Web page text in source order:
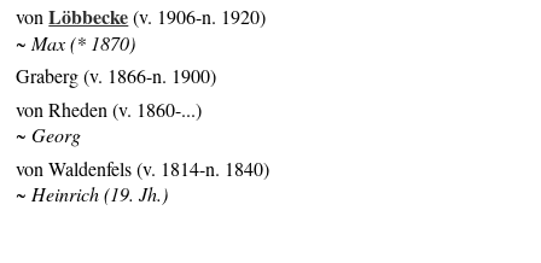
vonLöbbecke(v. 1906-n. 1920)
~ Max (* 1870)
Graberg (v. 1866-n. 1900)
von Rheden (v. 1860-...)
~ Georg
von Waldenfels (v. 1814-n. 1840)
~ Heinrich (19. Jh.)